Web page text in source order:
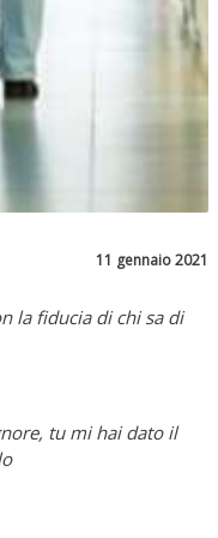
11 gennaio 2021
la fiducia di chi sa di
tu mi hai dato il